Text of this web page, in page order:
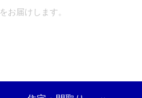
お届けします。